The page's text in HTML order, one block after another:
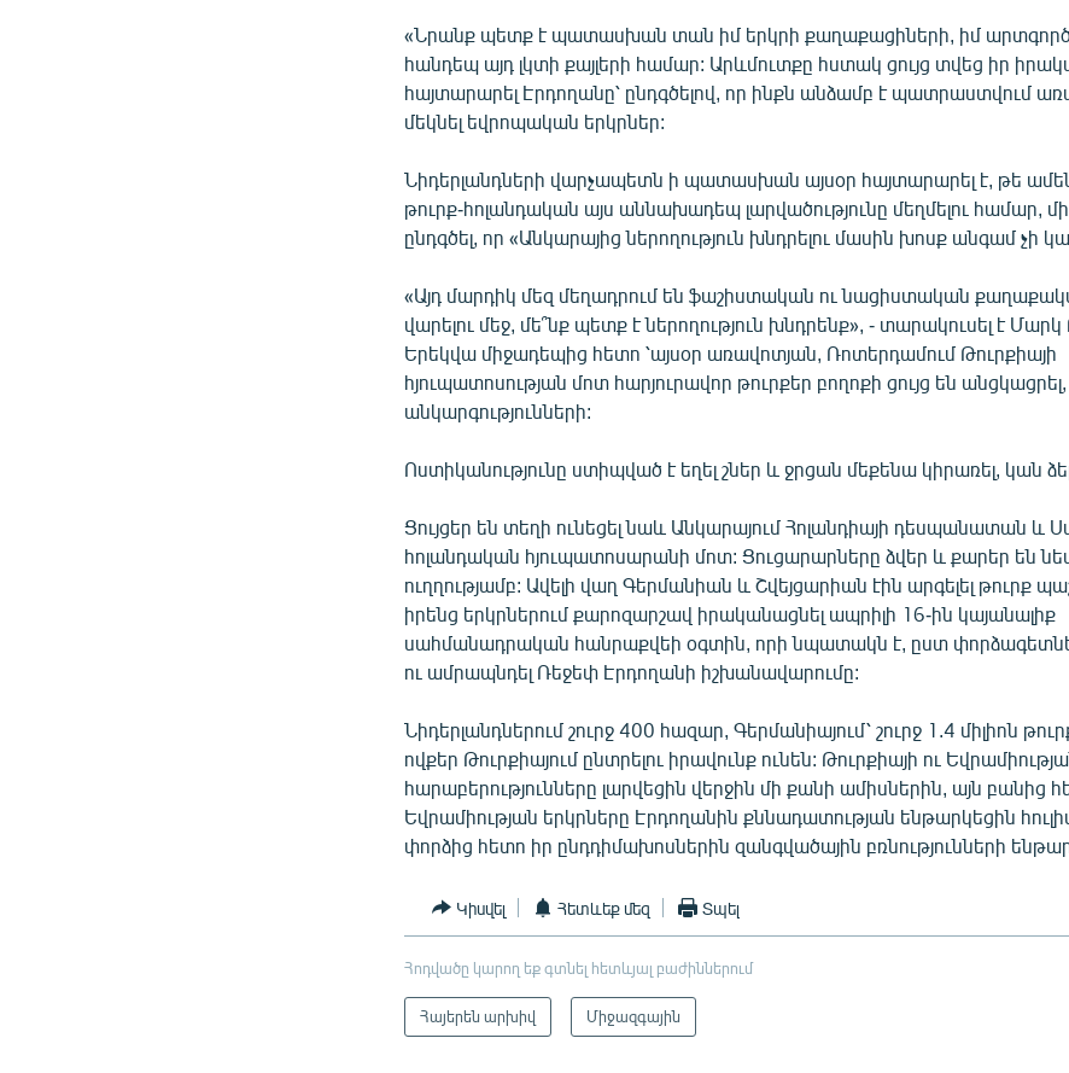
«Նրանք պետք է պատասխան տան իմ երկրի քաղաքացիների, իմ
հանդեպ այդ լկտի քայլերի համար: Արևմուտքը հստակ ցույց տվեց իր
հայտարարել Էրդողանը՝ ընդգծելով, որ ինքն անձամբ է պատրաստվում
մեկնել եվրոպական երկրներ:
Նիդերլանդների վարչապետն ի պատասխան այսօր հայտարարել է, թե
թուրք-հոլանդական այս աննախադեպ լարվածությունը մեղմելու համար,
ընդգծել, որ «Անկարայից ներողություն խնդրելու մասին խոսք անգամ չի
«Այդ մարդիկ մեզ մեղադրում են ֆաշիստական ու նացիստական
վարելու մեջ, մե՞նք պետք է ներողություն խնդրենք», - տարակուսել է
Երեկվա միջադեպից հետո ՝այսօր առավոտյան, Ռոտերդամում Թուրքիայի
հյուպատոսության մոտ հարյուրավոր թուրքեր բողոքի ցույց են
անկարգությունների:
Ոստիկանությունը ստիպված է եղել շներ և ջրցան մեքենա կիրառել, կան
Ցույցեր են տեղի ունեցել նաև Անկարայում Հոլանդիայի դեսպանատան և
հոլանդական հյուպատոսարանի մոտ: Ցուցարարները ձվեր և քարեր են
ուղղությամբ: Ավելի վաղ Գերմանիան և Շվեյցարիան էին արգելել թուրք
իրենց երկրներում քարոզարշավ իրականացնել ապրիլի 16-ին կայանալիք
սահմանադրական հանրաքվեի օգտին, որի նպատակն է, ըստ
ու ամրապնդել Ռեջեփ Էրդողանի իշխանավարումը:
Նիդերլանդներում շուրջ 400 հազար, Գերմանիայում՝ շուրջ 1.4 միլիոն
ովքեր Թուրքիայում ընտրելու իրավունք ունեն: Թուրքիայի ու
հարաբերությունները լարվեցին վերջին մի քանի ամիսներին, այն բանից
Եվրամիության երկրները Էրդողանին քննադատության ենթարկեցին
փորձից հետո իր ընդդիմախոսներին զանգվածային բռնությունների
Կիսվել Հետևեք մեզ Տպել
Հոդվածը կարող եք գտնել հետևյալ բաժիններում
Հայերեն արխիվ Միջազգային